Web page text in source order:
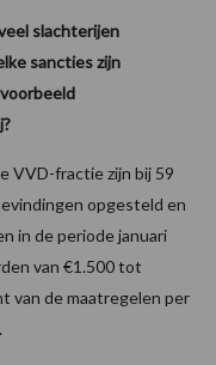
slachterijen
sancties zijn
VVD-fractie zijn bij 59
opgesteld en
in de periode januari
van €1.500 tot
van de maatregelen per